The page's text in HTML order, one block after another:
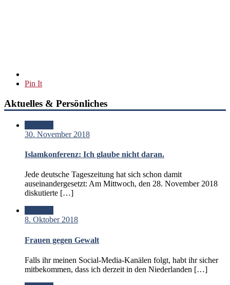
Pin It
Aktuelles & Persönliches
30. November 2018
Islamkonferenz: Ich glaube nicht daran.
Jede deutsche Tageszeitung hat sich schon damit
auseinandergesetzt: Am Mittwoch, den 28. November 2018
diskutierte […]
8. Oktober 2018
Frauen gegen Gewalt
Falls ihr meinen Social-Media-Kanälen folgt, habt ihr sicher
mitbekommen, dass ich derzeit in den Niederlanden […]